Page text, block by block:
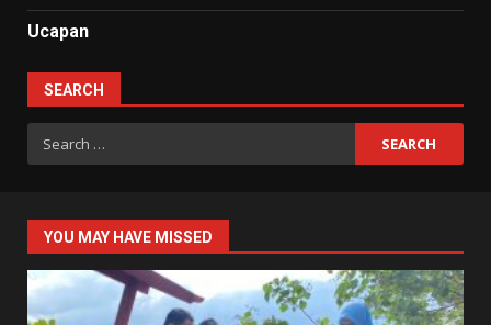
Ucapan
SEARCH
Search
for:
YOU MAY HAVE MISSED